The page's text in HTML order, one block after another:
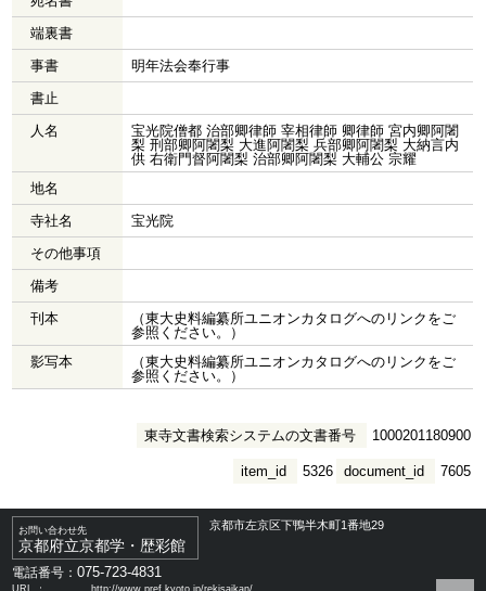
端裏書
事書
明年法会奉行事
書止
人名
宝光院僧都 治部卿律師 宰相律師 卿律師 宮内卿阿闍
梨 刑部卿阿闍梨 大進阿闍梨 兵部卿阿闍梨 大納言内
供 右衛門督阿闍梨 治部卿阿闍梨 大輔公 宗耀
地名
寺社名
宝光院
その他事項
備考
刊本
（東大史料編纂所ユニオンカタログへのリンクをご
参照ください。）
影写本
（東大史料編纂所ユニオンカタログへのリンクをご
参照ください。）
東寺文書検索システムの文書番号 1000201180900
document_id 7605
item_id 5326
お問い合わせ先
京都府立京都学・歴彩館
京都市左京区下鴨半木町1番地29
電話番号：075-723-4831
URL ： http://www.pref.kyoto.jp/rekisaikan/